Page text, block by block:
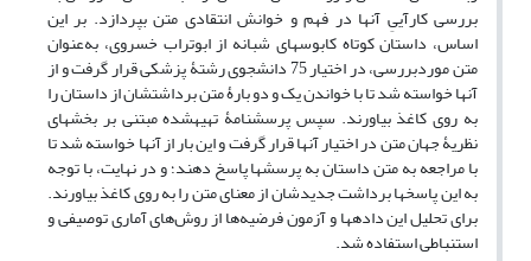
بررسی کارآییِ آن‎ها در فهم و خوانش انتقادی متن بپردازد. بر این
اساس، داستان کوتاه کابوس‎های شبانه از ابوتراب خسروی، به‌عنوان
متن موردبررسی، در اختیار 75 دانشجوی رشتۀ پزشکی قرار گرفت و از
آن‎ها خواسته شد تا با خواندن یک و دو بارۀ متن برداشت‎شان از داستان را
به روی کاغذ بیاورند. سپس پرسش‎نامۀ تهیه‎شده مبتنی بر بخش‏های
نظریۀ جهان متن در اختیار آن‎ها قرار گرفت و این بار از آن‎ها خواسته شد تا
با مراجعه به متن داستان به پرسش‎ها پاسخ دهند؛ و در نهایت، با توجه
به این پاسخ‎ها برداشت جدیدشان از معنای متن را به روی کاغذ بیاورند.
برای تحلیل این داده‎ها و آزمون فرضیه‌ها از روش‌های آماری توصیفی و
استنباطی استفاده شد.